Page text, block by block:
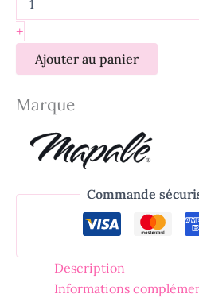
+
Ajouter au panier
Marque
Commande
Description
Informations